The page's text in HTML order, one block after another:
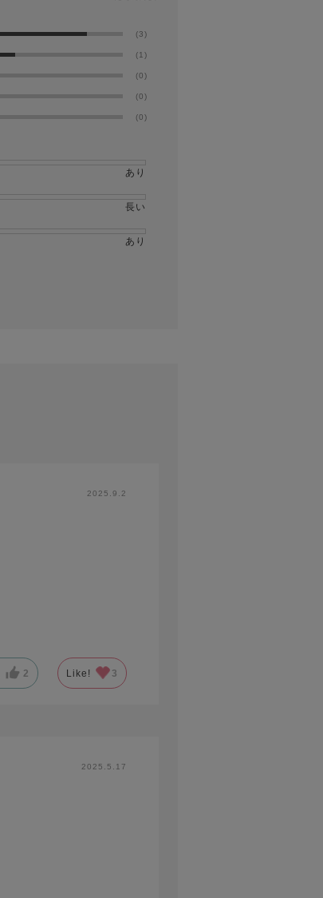
(3)
(1)
(0)
(0)
(0)
あり
長い
あり
2025.9.2
2 Like! 3
2025.5.17